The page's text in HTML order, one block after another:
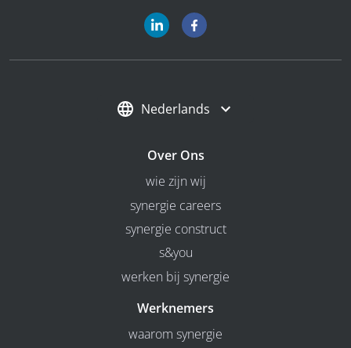
Nederlands
Over Ons
wie zijn wij
synergie careers
synergie construct
s&you
werken bij synergie
Werknemers
waarom synergie